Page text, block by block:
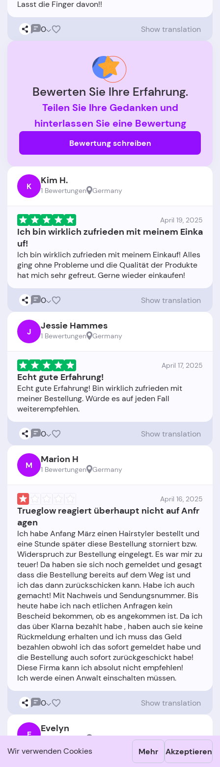
Wir verwenden Cookies Mehr Akzeptieren
0 Show translation
Bewerten Sie Ihre Erfahrung.
Teilen Sie Ihre Gedanken und
hinterlassen Sie eine Bewertung
Bewertung schreiben
K Kim H.
1 Bewertungen Germany
April 19, 2025
Ich bin wirklich zufrieden mit meinem Einka
uf!
Ich bin wirklich zufrieden mit meinem Einkauf! Alles
ging ohne Probleme und die Qualität der Produkte
0 Show translation
J Jessie Hammes
1 Bewertungen Germany
April 17, 2025
Echt gute Erfahrung!
Echt gute Erfahrung! Bin wirklich zufrieden mit
meiner Bestellung. Würde es auf jeden Fall
0 Show translation
M Marion H
1 Bewertungen Germany
April 16, 2025
Trueglow reagiert überhaupt nicht auf Anfr
agen
Ich habe Anfang März einen Hairstyler bestellt und
eine Stunde später diese Bestellung storniert bzw.
Widerspruch zur Bestellung eingelegt. Es war mir zu
teuer! Da haben sie sich noch gemeldet und gesagt
dass die Bestellung bereits auf dem Weg ist und
ich das dann zurückschicken kann. Habe ich auch
gemacht! Mit Nachweis und Sendungsnummer. Bis
heute habe ich nach etlichen Anfragen kein
Bescheid bekommen, ob es angekommen ist. Da ich
das über Klarna bezahlt habe , haben auch sie keine
Rückmeldung erhalten und ich muss das Geld
bezahlen obwohl ich das sofort gemeldet habe und
die Bestellung auch sofort zurückgeschickt habe!
Diese Firma kann ich absolut nicht empfehlen!
0 Show translation
E Evelyn
United Kingdom